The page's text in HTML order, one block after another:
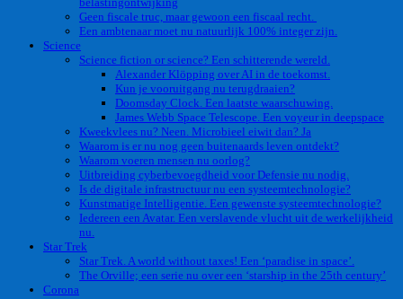
Geen fiscale truc, maar gewoon een fiscaal recht.
Een ambtenaar moet nu natuurlijk 100% integer zijn.
Science
Science fiction or science? Een schitterende wereld.
Alexander Klöpping over AI in de toekomst.
Kun je vooruitgang nu terugdraaien?
Doomsday Clock. Een laatste waarschuwing.
James Webb Space Telescope. Een voyeur in deepspace
Kweekvlees nu? Neen. Microbieel eiwit dan? Ja
Waarom is er nu nog geen buitenaards leven ontdekt?
Waarom voeren mensen nu oorlog?
Uitbreiding cyberbevoegdheid voor Defensie nu nodig.
Is de digitale infrastructuur nu een systeemtechnologie?
Kunstmatige Intelligentie. Een gewenste systeemtechnologie?
Iedereen een Avatar. Een verslavende vlucht uit de werkelijkheid
nu.
Star Trek
Star Trek. A world without taxes! Een ‘paradise in space’.
The Orville; een serie nu over een ‘starship in the 25th century’
Corona